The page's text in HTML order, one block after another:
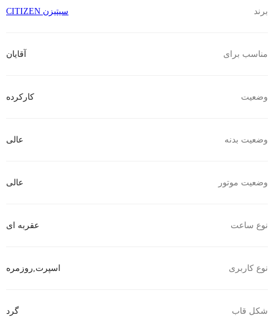
برند سیتیزن CITIZEN
مناسب برای آقایان
وضعیت کارکرده
وضعیت بدنه عالی
وضعیت موتور عالی
نوع ساعت عقربه ای
نوع کاربری اسپرت روزمره
شکل قاب گرد